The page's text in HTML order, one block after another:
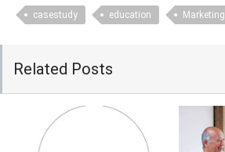
casestudy education Marketing
Related Posts